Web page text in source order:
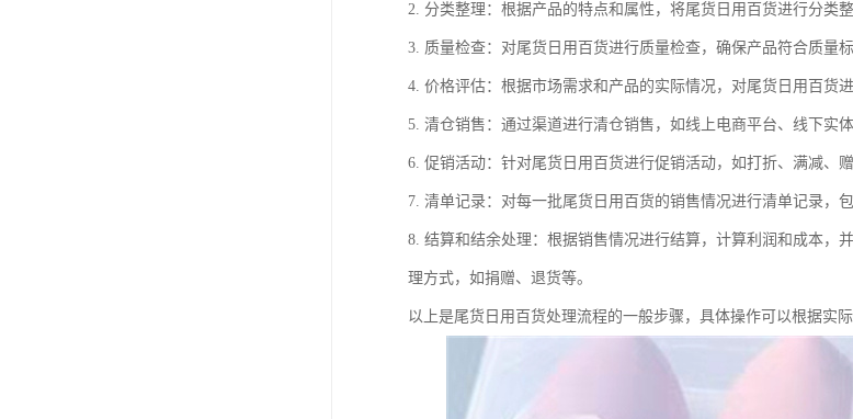
2. 分类整理：根据产品的特点和属性，将尾货日用百货进行分类
3. 质量检查：对尾货日用百货进行质量检查，确保产品符合质量
4. 价格评估：根据市场需求和产品的实际情况，对尾货日用百货
5. 清仓销售：通过渠道进行清仓销售，如线上电商平台、线下实
6. 促销活动：针对尾货日用百货进行促销活动，如打折、满减、
7. 清单记录：对每一批尾货日用百货的销售情况进行清单记录，
8. 结算和结余处理：根据销售情况进行结算，计算利润和成本，
理方式，如捐赠、退货等。
以上是尾货日用百货处理流程的一般步骤，具体操作可以根据实